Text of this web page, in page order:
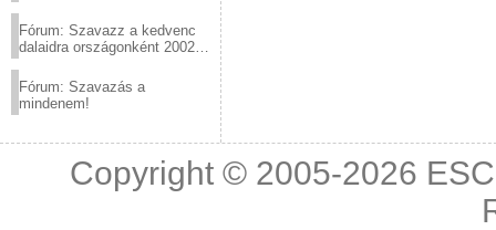
Fórum: Szavazz a kedvenc
dalaidra országonként 2002
Fórum: Szavazás a
mindenem!
Copyright © 2005-2026